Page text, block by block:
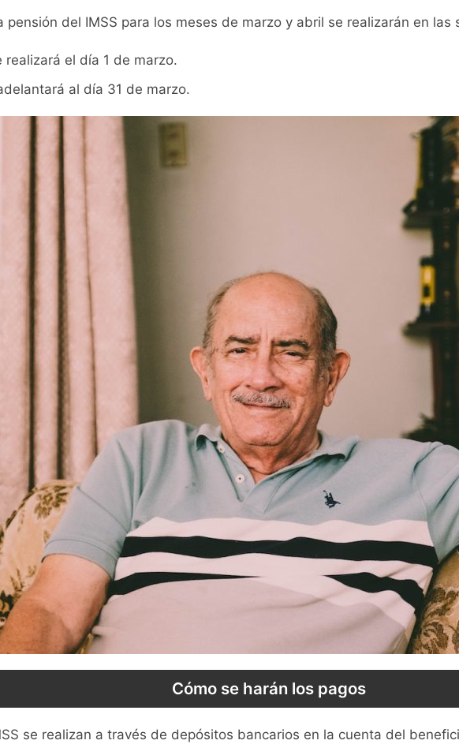
pensión del IMSS para los meses de marzo y abril se realizarán en las
realizará el día 1 de marzo.
al día 31 de marzo.
Cómo se harán los pagos
se realizan a través de depósitos bancarios en la cuenta del